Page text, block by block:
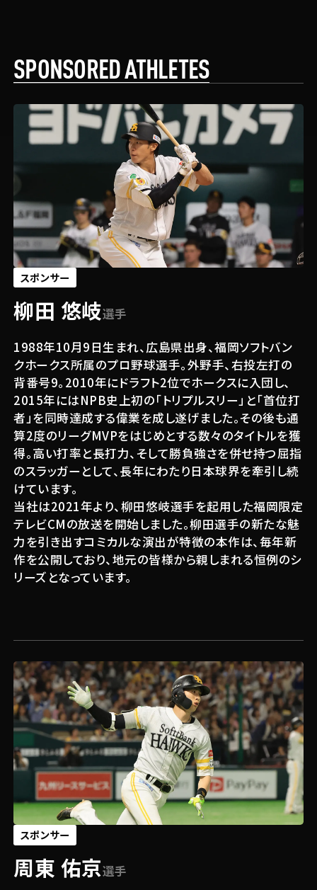
SPONSORED ATHLETES
スポンサー
柳田 悠岐選手
1988年10月9日生まれ、広島県出身、福岡ソフトバン
クホークス所属のプロ野球選手。外野手、右投左打の
背番号9。2010年にドラフト2位でホークスに入団し、
2015年にはNPB史上初の「トリプルスリー」と「首位打
者」を同時達成する偉業を成し遂げました。その後も通
算2度のリーグMVPをはじめとする数々のタイトルを獲
得。高い打率と長打力、そして勝負強さを併せ持つ屈指
のスラッガーとして、長年にわたり日本球界を牽引し続
けています。
当社は2021年より、柳田悠岐選手を起用した福岡限定
テレビCMの放送を開始しました。柳田選手の新たな魅
力を引き出すコミカルな演出が特徴の本作は、毎年新
作を公開しており、地元の皆様から親しまれる恒例のシ
リーズとなっています。
スポンサー
周東 佑京選手